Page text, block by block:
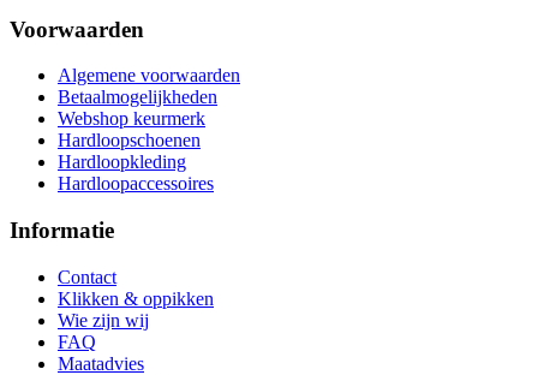
Voorwaarden
Algemene voorwaarden
Betaalmogelijkheden
Webshop keurmerk
Hardloopschoenen
Hardloopkleding
Hardloopaccessoires
Informatie
Contact
Klikken & oppikken
Wie zijn wij
FAQ
Maatadvies